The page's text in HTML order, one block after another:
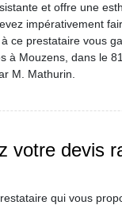
et offre une
impérativement
ce prestataire vous
à Mouzens, dans le
M. Mathurin.
votre devis
qui vous